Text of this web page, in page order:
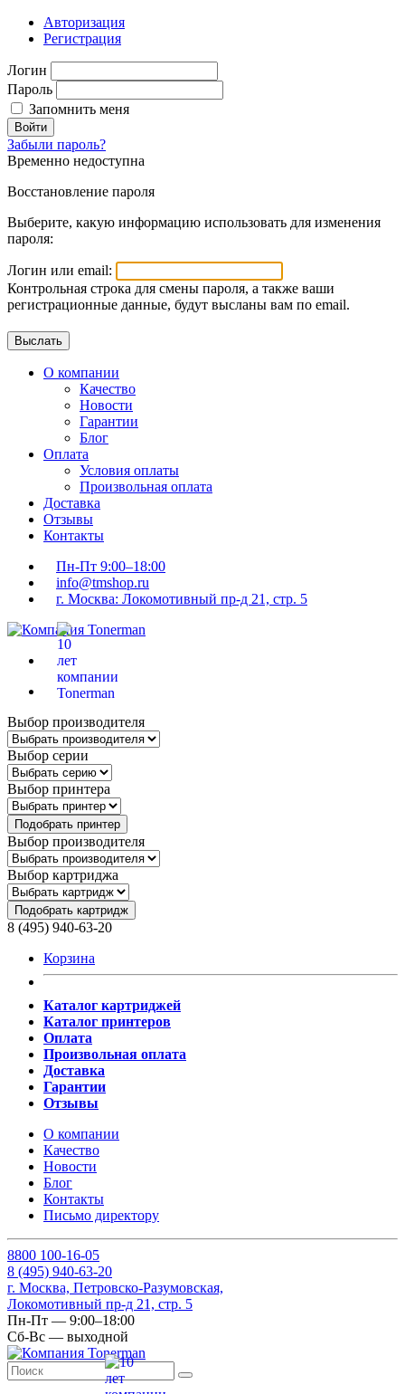
Авторизация
Регистрация
Логин
Пароль
Запомнить меня
Войти
Забыли пароль?
Временно недоступна
Восстановление пароля
Выберите, какую информацию использовать для изменения
пароля:
Логин или email:
Контрольная строка для смены пароля, а также ваши
регистрационные данные, будут высланы вам по email.
О компании
Качество
Новости
Гарантии
Блог
Оплата
Условия оплаты
Произвольная оплата
Доставка
Отзывы
Контакты
Пн-Пт 9:00–18:00
info@tmshop.ru
г. Москва: Локомотивный пр-д 21, стр. 5
Выбор производителя
Выбор серии
Выбор принтера
Подобрать принтер
Выбор производителя
Выбор картриджа
Подобрать картридж
8 (495) 940-63-20
Корзина
Каталог картриджей
Каталог принтеров
Оплата
Произвольная оплата
Доставка
Гарантии
Отзывы
О компании
Качество
Новости
Блог
Контакты
Письмо директору
8800 100-16-05
8 (495) 940-63-20
г. Москва, Петровско-Разумовская,
Локомотивный пр-д 21, стр. 5
Пн-Пт — 9:00–18:00
Сб-Вс — выходной